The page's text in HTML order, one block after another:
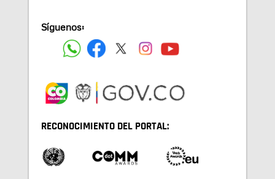
Síguenos:
RECONOCIMIENTO DEL PORTAL: